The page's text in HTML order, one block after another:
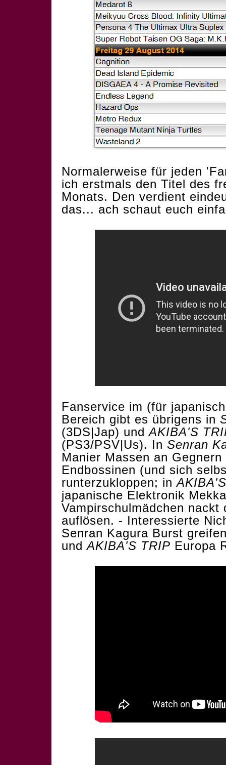
Normalerweise für jeden
ich erstmals den Titel des
Monats. Den verdient
das... ach schaut euch
Fanservice im (für
Bereich gibt es übrigens in
(3DS|Jap) undAKIBA'S
(PS3/PSV|Us). In Senran
Manier Massen an
Endbossinen (und sich
runterzukloppen; in
japanische Elektronik
Vampirschulmädchen
auflösen. - Interessierte
Senran Kagura Burst
undAKIBA'S TRIP Europa